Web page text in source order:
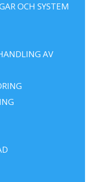
OCH SYSTEM
AV